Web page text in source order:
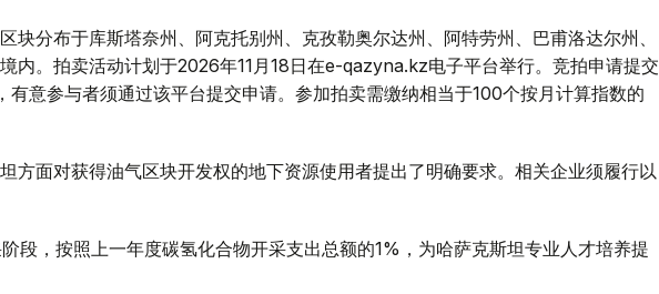
块分布于库斯塔奈州、阿克托别州、克孜勒奥尔达州、阿特劳州、巴甫洛达尔州、
内。拍卖活动计划于2026年11月18日在e-qazyna.kz电子平台举行。竞拍申请提交
有意参与者须通过该平台提交申请。参加拍卖需缴纳相当于100个按月计算指数的
方面对获得油气区块开发权的地下资源使用者提出了明确要求。相关企业须履行以
段，按照上一年度碳氢化合物开采支出总额的1%，为哈萨克斯坦专业人才培养提